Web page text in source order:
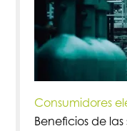
Consumidores
Beneficios de